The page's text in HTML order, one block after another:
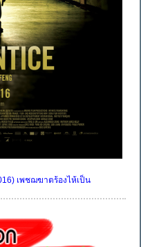
เพชฌฆาตร้องไห้เป็น